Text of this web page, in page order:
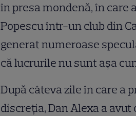
în presa mondenă, în care
Popescu într-un club din
generat numeroase
că lucrurile nu sunt așa
După câteva zile în care a
discreția, Dan Alexa a